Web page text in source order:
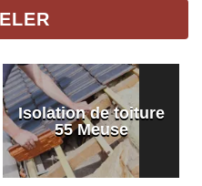
Isolation de toiture
55 Meuse